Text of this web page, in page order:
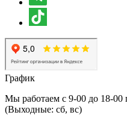
График
Мы работаем с 9-00 до 18-00
(Выходные: сб, вс)